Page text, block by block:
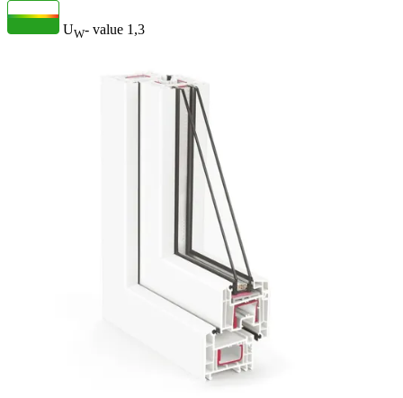
UW- value 1,3